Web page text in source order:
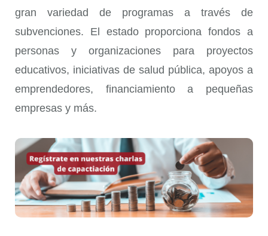
gran variedad de programas a través de
subvenciones. El estado proporciona fondos a
personas y organizaciones para proyectos
educativos, iniciativas de salud pública, apoyos a
emprendedores, financiamiento a pequeñas
empresas y más.